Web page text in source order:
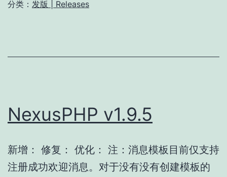
分类： 发版 | Releases
NexusPHP v1.9.5
新增： 修复： 优化： 注：消息模板目前仅支持
注册成功欢迎消息。对于没有没有创建模板的